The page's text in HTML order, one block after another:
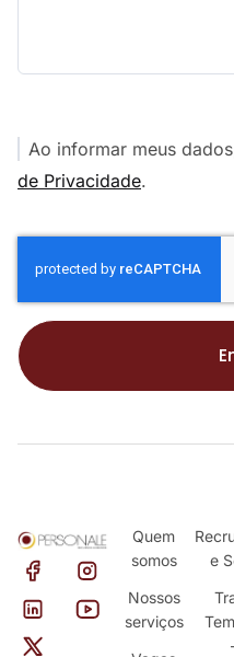
Ao informar meus
de Privacidade.
Quem
somos
Nossos
serviços
e